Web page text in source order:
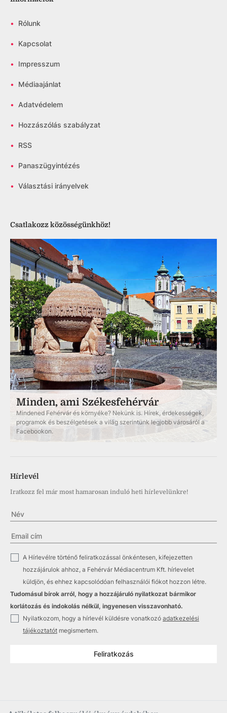
• Rólunk
• Kapcsolat
• Impresszum
• Médiaajánlat
• Adatvédelem
• Hozzászólás szabályzat
• RSS
• Panaszügyintézés
• Választási irányelvek
Csatlakozz közösségünkhöz!
Minden, ami Székesfehérvár
Mindened Fehérvár és környéke? Nekünk is. Hírek, érdekességek,
programok és beszélgetések a világ szerintünk legjobb városáról a
Facebookon.
Hírlevél
Iratkozz fel már most hamarosan induló heti hírlevelünkre!
A Hírlevélre történő feliratkozással önkéntesen, kifejezetten
hozzájárulok ahhoz, a Fehérvár Médiacentrum Kft. hírlevelet
küldjön, és ehhez kapcsolódóan felhasználói fiókot hozzon létre.
Tudomásul bírok arról, hogy a hozzájáruló nyilatkozat bármikor
korlátozás és indokolás nélkül, ingyenesen visszavonható.
Nyilatkozom, hogy a hírlevél küldésre vonatkozó adatkezelési
tájékoztatót megismertem.
Feliratkozás